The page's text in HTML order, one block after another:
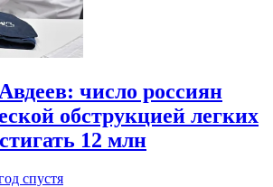
число россиян
обструкцией легких
12 млн
спустя